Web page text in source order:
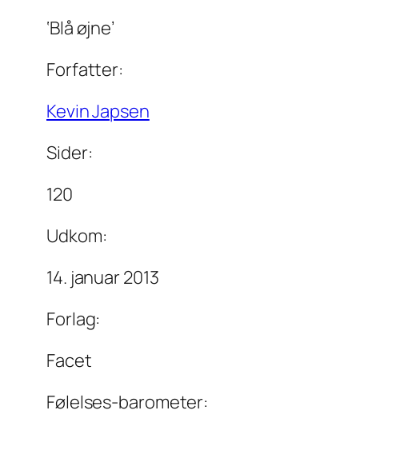
‘Blå øjne’
Forfatter:
Kevin Japsen
Sider:
120
Udkom:
14. januar 2013
Forlag:
Facet
Følelses-barometer: